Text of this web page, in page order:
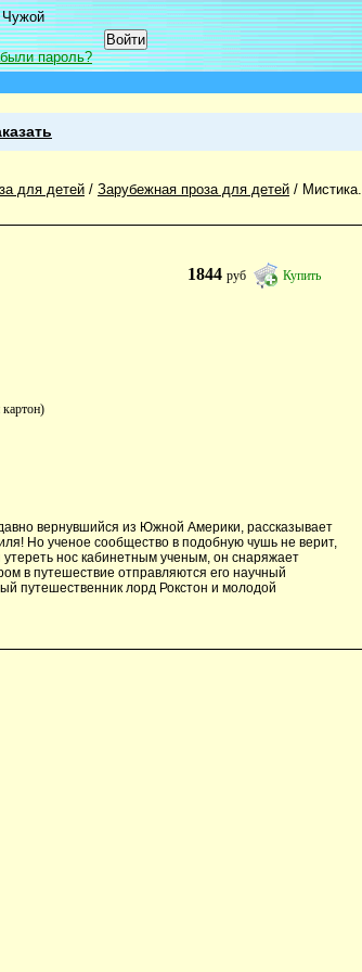
пароль?
для детей / Зарубежная проза для детей / Мистика.
1844руб Купить
вернувшийся из Южной Америки, рассказывает
Но ученое сообщество в подобную чушь не верит,
нос кабинетным ученым, он снаряжает
в путешествие отправляются его научный
путешественник лорд Рокстон и молодой